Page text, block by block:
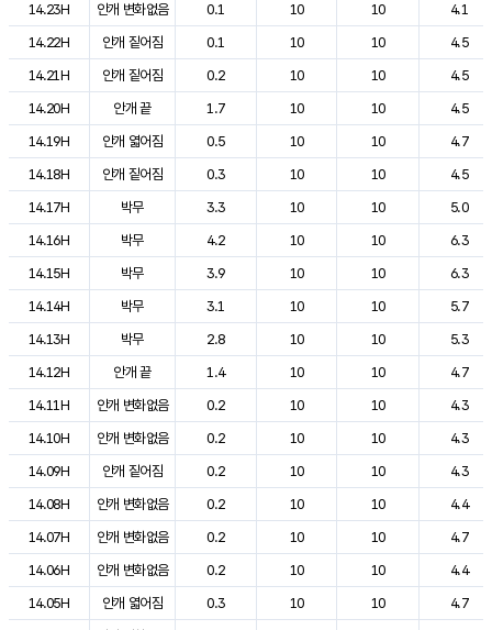
14.23H
안개 변화없음 0.1 10 10
4.1
14.22H
안개 짙어짐 0.1 10 10
4.5
14.21H
안개 짙어짐 0.2 10 10
4.5
14.20H
안개 끝 1.7 10 10
4.5
14.19H
안개 엷어짐 0.5 10 10
4.7
14.18H
안개 짙어짐 0.3 10 10
4.5
14.17H
박무 3.3 10 10
5.0
14.16H
박무 4.2 10 10
6.3
14.15H
박무 3.9 10 10
6.3
14.14H
박무 3.1 10 10
5.7
14.13H
박무 2.8 10 10
5.3
14.12H
안개 끝 1.4 10 10
4.7
14.11H
안개 변화없음 0.2 10 10
4.3
14.10H
안개 변화없음 0.2 10 10
4.3
14.09H
안개 짙어짐 0.2 10 10
4.3
14.08H
안개 변화없음 0.2 10 10
4.4
14.07H
안개 변화없음 0.2 10 10
4.7
14.06H
안개 변화없음 0.2 10 10
4.4
14.05H
안개 엷어짐 0.3 10 10
4.7